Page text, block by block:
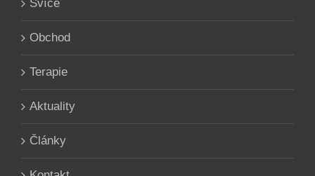
Svíce
Obchod
Terapie
Aktuality
Články